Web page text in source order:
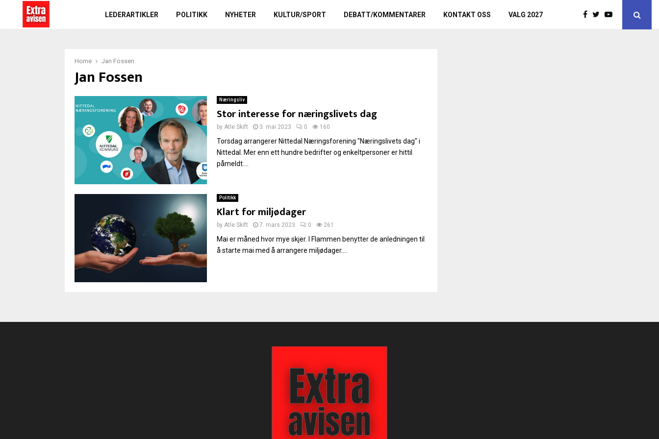
LEDERARTIKLER POLITIKK NYHETER KULTUR/SPORT DEBATT/KOMMENTARER KONTAKT OSS VALG 2027
Home Jan Fossen
Jan Fossen
Næringsliv
Stor interesse for næringslivets dag
by Atle Skift 3. mai 2023 0 160
Torsdag arrangerer Nittedal Næringsforening "Næringslivets dag" i
Nittedal. Mer enn ett hundre bedrifter og enkeltpersoner er hittil
påmeldt....
Politikk
Klart for miljødager
by Atle Skift 7. mars 2023 0 261
Mai er måned hvor mye skjer. I Flammen benytter de anledningen til
å starte mai med å arrangere miljødager....